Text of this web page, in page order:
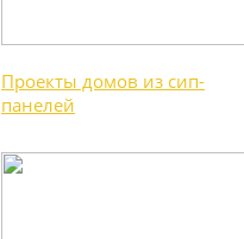
Проекты домов из сип-
панелей